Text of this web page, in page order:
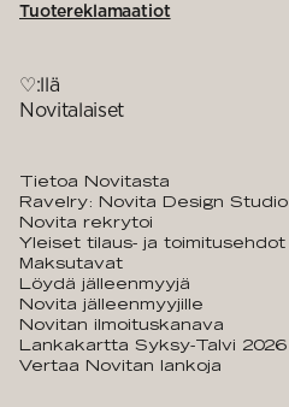
Tuotereklamaatiot
♡:llä
Novitalaiset
Tietoa Novitasta
Ravelry: Novita Design Studio
Novita rekrytoi
Yleiset tilaus- ja toimitusehdot
Maksutavat
Löydä jälleenmyyjä
Novita jälleenmyyjille
Novitan ilmoituskanava
Lankakartta Syksy-Talvi 2026
Vertaa Novitan lankoja